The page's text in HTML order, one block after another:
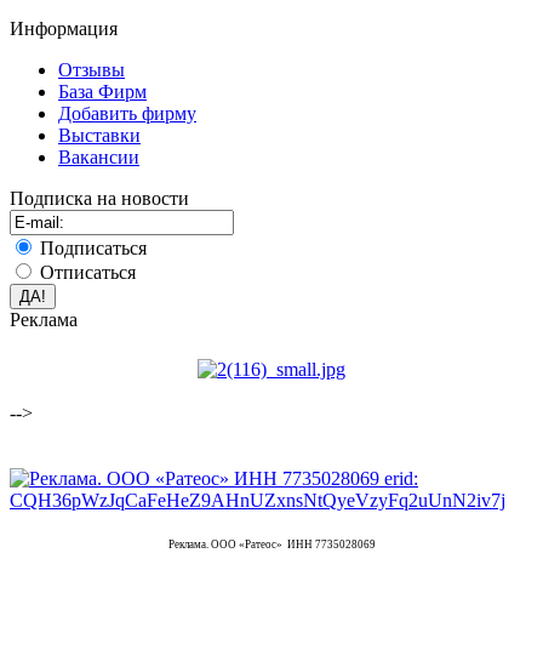
Информация
Отзывы
База Фирм
Добавить фирму
Выставки
Вакансии
Подписка на новости
Подписаться
Отписаться
Реклама
-->
Реклама. ООО «Ратеос» ИНН 7735028069